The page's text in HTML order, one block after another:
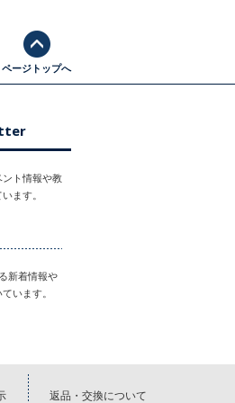
ページトップへ
ト情報や教
ます。
新着情報や
います。
返品・交換について